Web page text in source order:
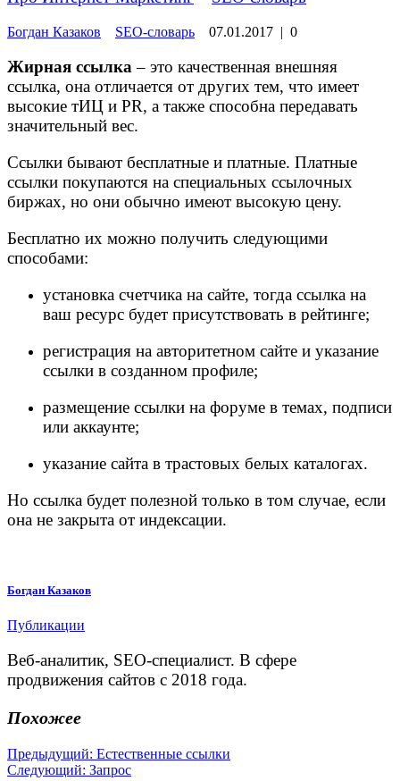
Богдан Казаков SEO-словарь 07.01.2017 | 0
Жирная ссылка– это качественная внешняя
ссылка, она отличается от других тем, что имеет
высокие тИЦ и PR, а также способна передавать
значительный вес.
Ссылки бывают бесплатные и платные. Платные
ссылки покупаются на специальных ссылочных
биржах, но они обычно имеют высокую цену.
Бесплатно их можно получить следующими
способами:
установка счетчика на сайте, тогда ссылка на
ваш ресурс будет присутствовать в рейтинге;
регистрация на авторитетном сайте и указание
ссылки в созданном профиле;
размещение ссылки на форуме в темах, подписи
или аккаунте;
указание сайта в трастовых белых каталогах.
Но ссылка будет полезной только в том случае, если
она не закрыта от индексации.
Богдан Казаков
Публикации
Веб-аналитик, SEO-специалист. В сфере
продвижения сайтов с 2018 года.
Похожее
Навигация
Предыдущий: Предыдущая
запись:
Естественные ссылки
Следующий: Следующая
Запрос